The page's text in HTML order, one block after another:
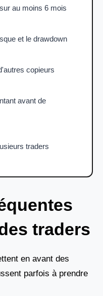
au moins 6 mois
et le drawdown
copieurs
avant de
traders
traders
en avant des
parfois à prendre